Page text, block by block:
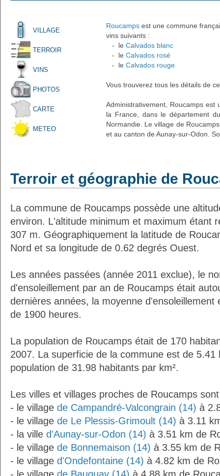
VILLAGE
TERROIR
VINS
PHOTOS
CARTE
METEO
Roucamps est une commune
vins suivants :
- le Calvados blanc
- le Calvados rosé
- le Calvados rouge
Vous trouverez tous les détails de
Administrativement, Roucamps
la France, dans le département
Normandie. Le village de
et au canton de Aunay-sur-Odon.
Terroir et géographie de
La commune de Roucamps possède une
environ. L'altitude minimum et maximum étant
307 m. Géographiquement la latitude de
Nord et sa longitude de 0.62 degrés Ouest.
Les années passées (année 2011 exclue), le
d'ensoleillement par an de Roucamps était
dernières années, la moyenne d'ensoleillement
de 1900 heures.
La population de Roucamps était de 170
2007. La superficie de la commune est de 5.41
population de 31.98 habitants par km².
Les villes et villages proches de Roucamps
- le village de Campandré-Valcongrain (14) à
- le village de Le Plessis-Grimoult (14) à 3.11
- la ville d'Aunay-sur-Odon (14) à 3.51 km de
- le village de Bonnemaison (14) à 3.55 km de
- le village d'Ondefontaine (14) à 4.82 km de